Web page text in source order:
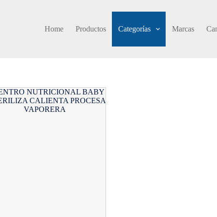
Home Productos Categorías Marcas